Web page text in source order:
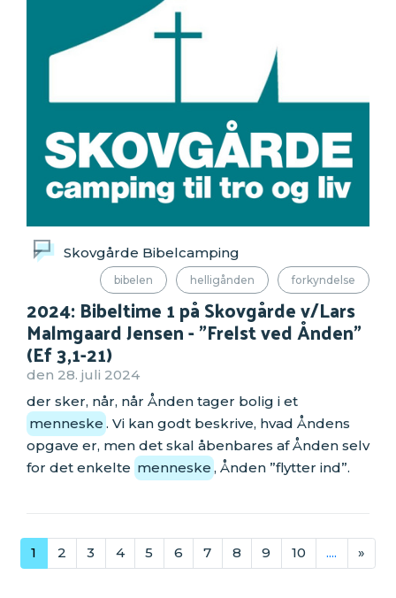
Skovgårde Bibelcamping
bibelen helligånden forkyndelse
2024: Bibeltime 1 på Skovgårde v/Lars
Malmgaard Jensen - "Frelst ved Ånden"
(Ef 3,1-21)
den 28. juli 2024
der sker, når, når Ånden tager bolig i et
menneske . Vi kan godt beskrive, hvad Åndens
opgave er, men det skal åbenbares af Ånden selv
for det enkelte menneske , Ånden ”flytter ind”.
1 2 3 4 5 6 7 8 9 10 .... »